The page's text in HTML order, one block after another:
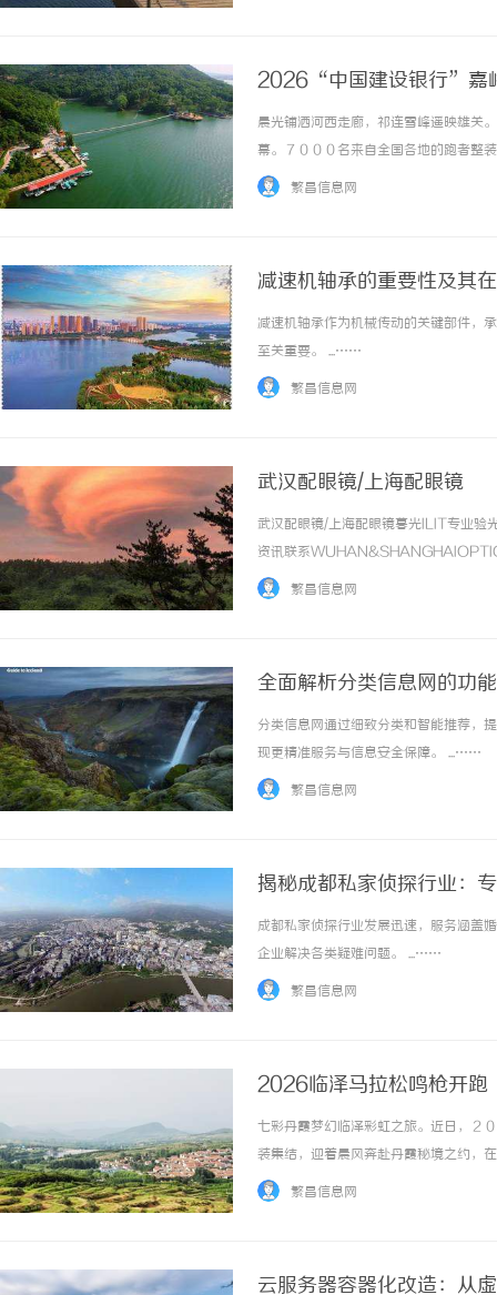
2026“中国建设银行”嘉
晨光铺洒河西走廊，祁连雪峰遥映雄关
幕。７０００名来自全国各地的跑者整
兼具历史厚度与运动激情的奔跑盛宴。
繁昌信息网
减速机轴承的重要性及其
减速机轴承作为机械传动的关键部件，
至关重要。 ...……
繁昌信息网
武汉配眼镜/上海配眼镜
武汉配眼镜/上海配眼镜暮光ILIT专业验
资讯联系
品牌，现于武汉与上海设有4家门店。
繁昌信息网
全面解析分类信息网的功
分类信息网通过细致分类和智能推荐，
现更精准服务与信息安全保障。 ...……
繁昌信息网
揭秘成都私家侦探行业：
成都私家侦探行业发展迅速，服务涵盖
企业解决各类疑难问题。 ...……
繁昌信息网
2026临泽马拉松鸣枪开跑
七彩丹霞梦幻临泽彩虹之旅。近日，２
装集结，迎着晨风奔赴丹霞秘境之约，
宴。穿行丹霞奔赴山河十届积淀，铸就
繁昌信息网
云服务器容器化改造：从